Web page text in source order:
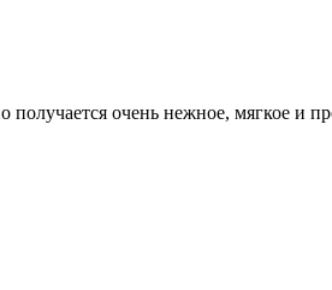
очень нежное, мягкое и